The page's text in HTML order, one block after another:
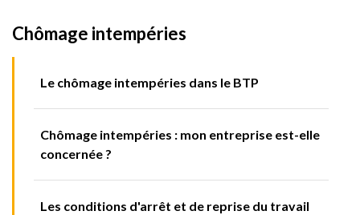
Chômage intempéries
Le chômage intempéries dans le BTP
Chômage intempéries : mon entreprise est-elle
concernée ?
Les conditions d'arrêt et de reprise du travail